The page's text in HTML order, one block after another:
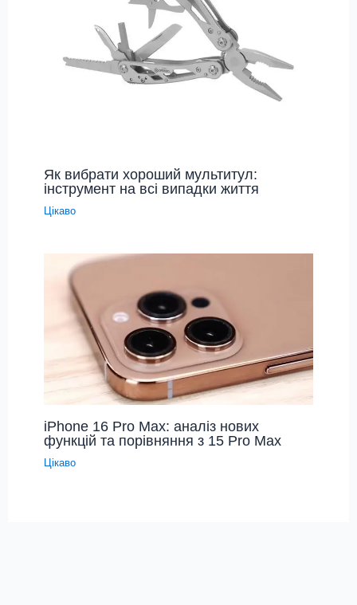
Як вибрати хороший мультитул:
інструмент на всі випадки життя
Цікаво
iPhone 16 Pro Max: аналіз нових
функцій та порівняння з 15 Pro Max
Цікаво